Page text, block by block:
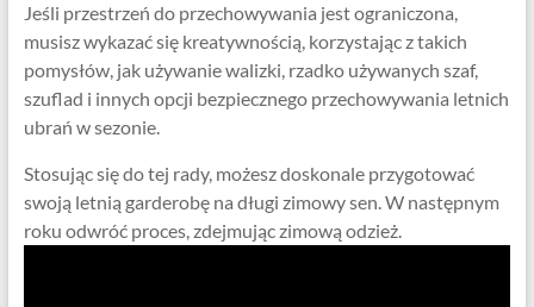
Jeśli przestrzeń do przechowywania jest ograniczona,
musisz wykazać się kreatywnością, korzystając z takich
pomysłów, jak używanie walizki, rzadko używanych szaf,
szuflad i innych opcji bezpiecznego przechowywania letnich
ubrań w sezonie.
Stosując się do tej rady, możesz doskonale przygotować
swoją letnią garderobę na długi zimowy sen. W następnym
roku odwróć proces, zdejmując zimową odzież.